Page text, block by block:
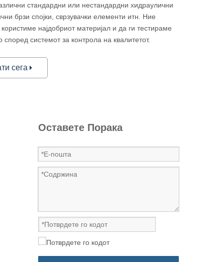
стандардни или нестандардни хидраулични
брзи спојки, сврзувачки елементи итн. Ние
најдобриот материјал и да ги тестираме
според системот за контрола на квалитетот.
сега
Оставете Порака